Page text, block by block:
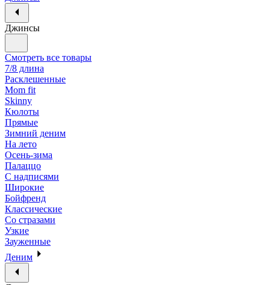
Джинсы
Смотреть все товары
7/8 длина
Расклешенные
Mom fit
Skinny
Кюлоты
Прямые
Зимний деним
На лето
Осень-зима
Палаццо
С надписями
Широкие
Бойфренд
Классические
Со стразами
Узкие
Зауженные
Деним